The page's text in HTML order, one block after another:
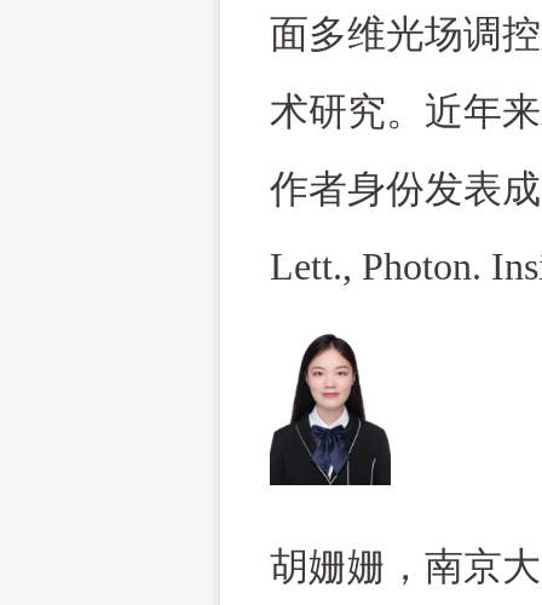
面多维光场调
术研究。近年
作者身份发表
Lett., Photon.
胡姗姗，南京